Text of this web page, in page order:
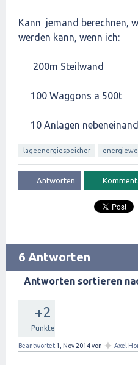
Kann jemand berechnen,
werden kann, wenn ich:
200m Steilwand
100 Waggons a 500t
10 Anlagen
lageenergiespeicher
6 Antworten
Antworten sortieren
+2
Punkte
Beantwortet 1, Nov 2014von ✦ Axel